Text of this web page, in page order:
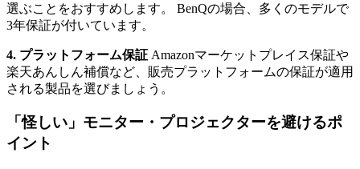
選ぶことをおすすめします。 BenQの場合、多くのモデルで
3年保証が付いています。
4. プラットフォーム保証 Amazonマーケットプレイス保証や
楽天あんしん補償など、販売プラットフォームの保証が適用
される製品を選びましょう。
「怪しい」モニター・プロジェクターを避けるポ
イント